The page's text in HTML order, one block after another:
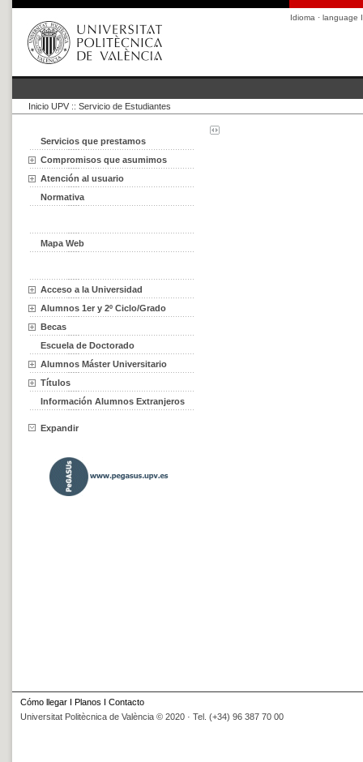
Idioma · language I
Inicio UPV :: Servicio de Estudiantes
Servicios que prestamos
Compromisos que asumimos
Atención al usuario
Normativa
Mapa Web
Acceso a la Universidad
Alumnos 1er y 2º Ciclo/Grado
Becas
Escuela de Doctorado
Alumnos Máster Universitario
Títulos
Información Alumnos Extranjeros
Expandir
Cómo llegar I Planos I Contacto
Universitat Politècnica de València © 2020 · Tel. (+34) 96 387 70 00